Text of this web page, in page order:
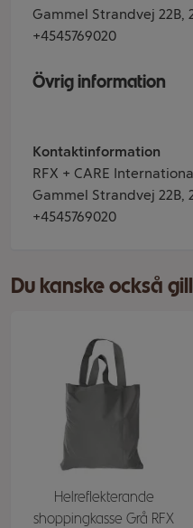
Gammel Strandvej 22B,
+4545769020
Övrig information
Kontaktinformation
RFX + CARE
Gammel Strandvej 22B,
+4545769020
Du kanske också
Helreflekterande
shoppingkasse Grå RFX